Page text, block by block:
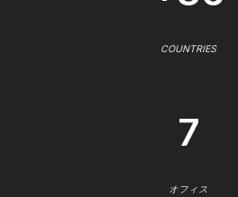
COUNTRIES
7
オフィス